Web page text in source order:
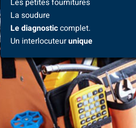
Les petites fournitures
La soudure
Le diagnosticcomplet.
Un interlocuteurunique